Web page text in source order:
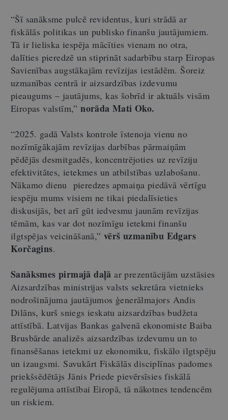
“Šī sanāksme pulcē revidentus, kuri strādā ar
fiskālās politikas un publisko finanšu jautājumiem.
Tā ir lieliska iespēja mācīties vienam no otra,
dalīties pieredzē un stiprināt sadarbību starp Eiropas
Savienības augstākajām revīzijas iestādēm. Šoreiz
uzmanības centrā ir aizsardzības izdevumu
pieaugums – jautājums, kas šobrīd ir aktuāls visām
Eiropas valstīm,”norāda Mati Oko.
“2025. gadā Valsts kontrole īstenoja vienu no
nozīmīgākajām revīzijas darbības pārmaiņām
pēdējās desmitgadēs, koncentrējoties uz revīziju
efektivitātes, ietekmes un atbilstības uzlabošanu.
Nākamo dienu pieredzes apmaiņa piedāvā vērtīgu
iespēju mums visiem ne tikai piedalīsieties
diskusijās, bet arī gūt iedvesmu jaunām revīzijas
tēmām, kas var dot nozīmīgu ietekmi finanšu
ilgtspējas veicināšanā,” vērš uzmanību Edgars
Korčagins.
Sanāksmes pirmajā daļā ar prezentācijām uzstāsies
Aizsardzības ministrijas valsts sekretāra vietnieks
nodrošinājuma jautājumos ģenerālmajors Andis
Dilāns, kurš sniegs ieskatu aizsardzības budžeta
attīstībā. Latvijas Bankas galvenā ekonomiste Baiba
Brusbārde analizēs aizsardzības izdevumu un to
finansēšanas ietekmi uz ekonomiku, fiskālo ilgtspēju
un izaugsmi. Savukārt Fiskālās disciplīnas padomes
priekšsēdētājs Jānis Priede pievērsīsies fiskālā
regulējuma attīstībai Eiropā, tā nākotnes tendencēm
un riskiem.